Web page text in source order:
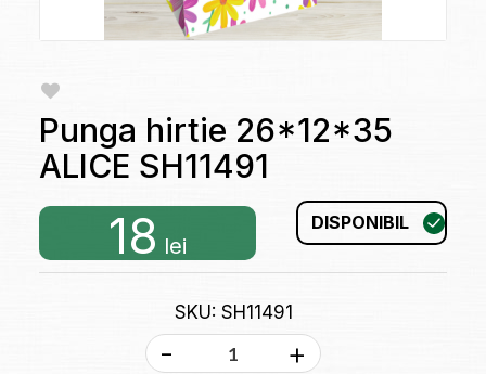
Punga hirtie 26*12*35
ALICE SH11491
18 lei
DISPONIBIL
SKU: SH11491
- +